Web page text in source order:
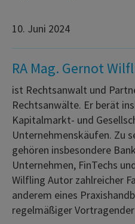
10. Juni 2024
RA Mag. Gernot
ist Rechtsanwalt und
Rechtsanwälte. Er berät
Kapitalmarkt- und
Unternehmenskäufen. Zu
gehören insbesondere
Unternehmen, FinTechs
Wilfling Autor zahlreicher
anderem eines
regelmäßiger